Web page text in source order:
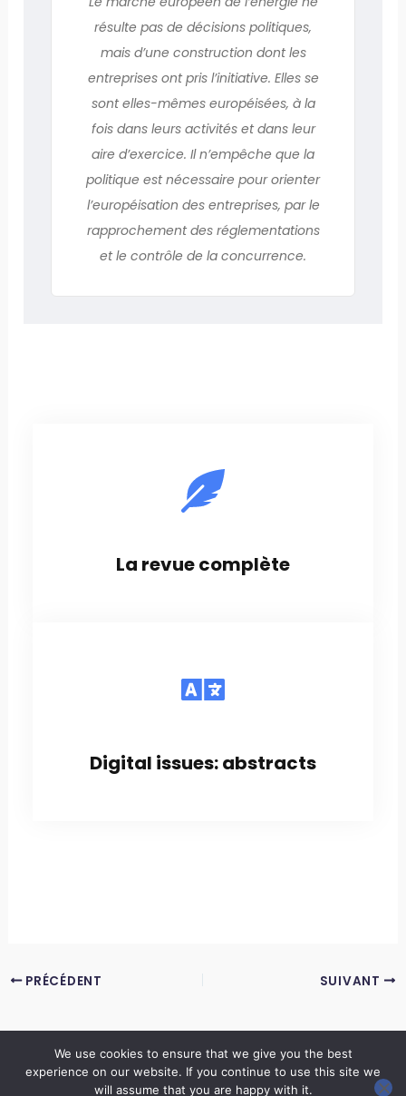
résulte pas de décisions politiques,
mais d’une construction dont les
entreprises ont pris l’initiative. Elles se
sont elles-mêmes européisées, à la
fois dans leurs activités et dans leur
aire d’exercice. Il n’empêche que la
politique est nécessaire pour orienter
l’européisation des entreprises, par le
rapprochement des réglementations
et le contrôle de la concurrence.
La revue complète
Digital issues: abstracts
PRÉCÉDENT SUIVANT
Copyright © 2026 LES ANNALES DES MINES | Powered byThème WordPress Astra
We use cookies to ensure that we give you the best
experience on our website. If you continue to use this site we
will assume that you are happy with it.